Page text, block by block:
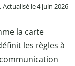
. Actualisé le 4 juin 2026
la carte
les règles à